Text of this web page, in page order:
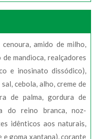
amido de milho,
mandioca, realçadores
e inosinato dissódico),
cebola, alho, creme de
de palma, gordura de
do reino branca, noz-
idênticos aos naturais,
e goma xantana), corante